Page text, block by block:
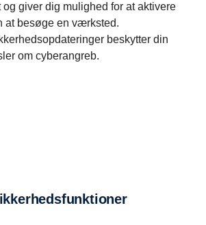
giver dig mulighed for at aktivere
at besøge en værksted.
beskytter din
om cyberangreb.